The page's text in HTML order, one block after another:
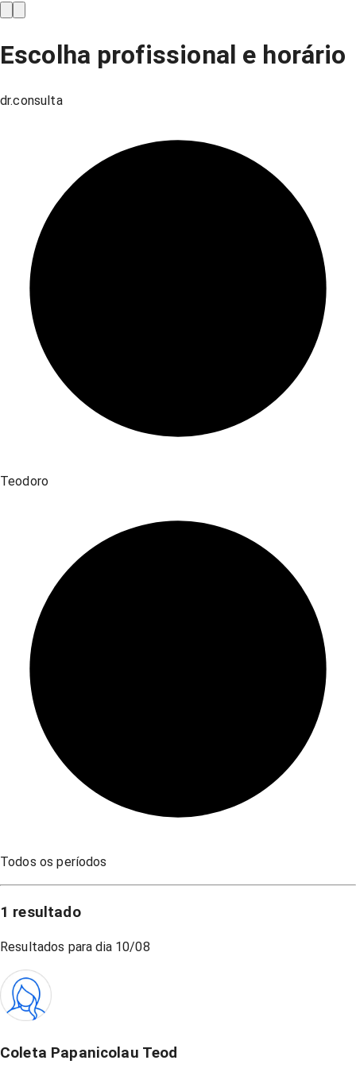
Escolha profissional e horário
dr.consulta
Teodoro
Todos os períodos
1 resultado
Resultados para dia 10/08
Coleta Papanicolau Teod